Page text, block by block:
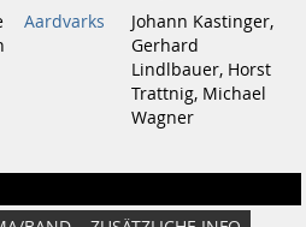
Aardvarks
Johann Kastinger,
Gerhard
Lindlbauer, Horst
Trattnig, Michael
Wagner